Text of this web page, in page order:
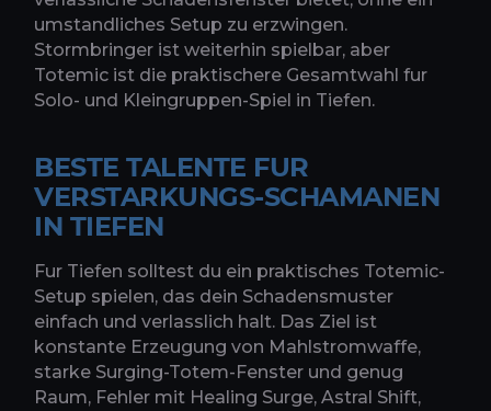
umstandliches Setup zu erzwingen.
Stormbringer ist weiterhin spielbar, aber
Totemic ist die praktischere Gesamtwahl fur
Solo- und Kleingruppen-Spiel in Tiefen.
BESTE TALENTE FUR
VERSTARKUNGS-SCHAMANEN
IN TIEFEN
Fur Tiefen solltest du ein praktisches Totemic-
Setup spielen, das dein Schadensmuster
einfach und verlasslich halt. Das Ziel ist
konstante Erzeugung von Mahlstromwaffe,
starke Surging-Totem-Fenster und genug
Raum, Fehler mit Healing Surge, Astral Shift,